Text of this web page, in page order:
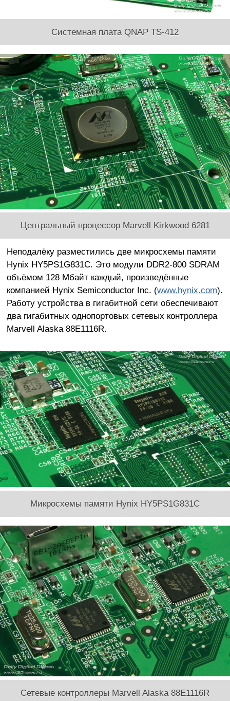
Системная плата QNAP TS-412
Центральный процессор Marvell Kirkwood 6281
Неподалёку разместились две микросхемы памяти
Hynix HY5PS1G831C. Это модули DDR2-800 SDRAM
объёмом 128 Мбайт каждый, произведённые
компанией Hynix Semiconductor Inc. (www.hynix.com).
Работу устройства в гигабитной сети обеспечивают
два гигабитных однопортовых сетевых контроллера
Marvell Alaska 88E1116R.
Микросхемы памяти Hynix HY5PS1G831C
Сетевые контроллеры Marvell Alaska 88E1116R